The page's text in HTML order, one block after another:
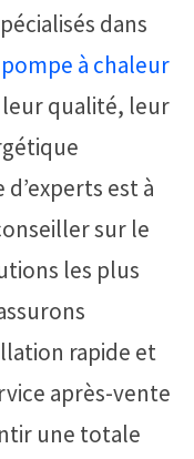
dans
pompe à chaleur
qualité, leur
est à
sur le
les plus
rapide et
après-vente
une totale